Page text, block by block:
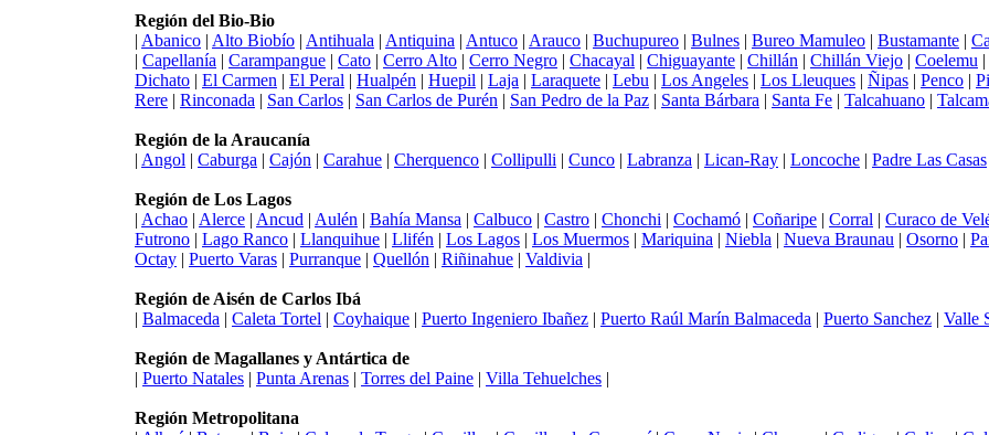
Región del Bio-Bio
| Abanico | Alto Biobío | Antihuala | Antiquina | Antuco | Arauco | Buchupureo | Bulnes | Bureo Mamuleo | Bustamante |
| Capellanía | Carampangue | Cato | Cerro Alto | Cerro Negro | Chacayal | Chiguayante | Chillán | Chillán Viejo | Coelemu |
Dichato | El Carmen | El Peral | Hualpén | Huepil | Laja | Laraquete | Lebu | Los Angeles | Los Lleuques | Ñipas | Penco |
Rere | Rinconada | San Carlos | San Carlos de Purén | San Pedro de la Paz | Santa Bárbara | Santa Fe | Talcahuano |
Región de la Araucanía
| Angol | Caburga | Cajón | Carahue | Cherquenco | Collipulli | Cunco | Labranza | Lican-Ray | Loncoche | Padre Las Casas
Región de Los Lagos
| Achao | Alerce | Ancud | Aulén | Bahía Mansa | Calbuco | Castro | Chonchi | Cochamó | Coñaripe | Corral | Curaco de
Futrono | Lago Ranco | Llanquihue | Llifén | Los Lagos | Los Muermos | Mariquina | Niebla | Nueva Braunau | Osorno |
Octay | Puerto Varas | Purranque | Quellón | Riñinahue | Valdivia |
Región de Aisén de Carlos Ibá
| Balmaceda | Caleta Tortel | Coyhaique | Puerto Ingeniero Ibañez | Puerto Raúl Marín Balmaceda | Puerto Sanchez | Valle
Región de Magallanes y Antártica de
| Puerto Natales | Punta Arenas | Torres del Paine | Villa Tehuelches |
Región Metropolitana